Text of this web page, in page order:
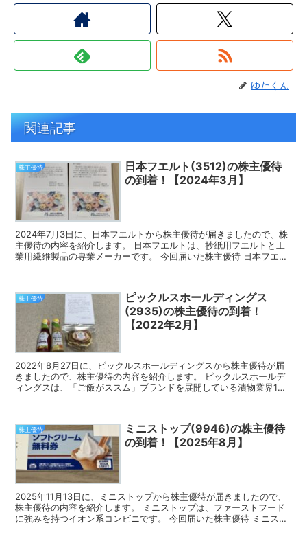
ゆたくん
関連記事
株主優待
日本フエルト(3512)の株主優待
の到着！【2024年3月】
2024年7月3日に、日本フエルトから株主優待が届きましたので、株
主優待の内容を紹介します。 日本フエルトは、抄紙用フエルトと工
業用繊維製品の専業メーカーです。 今回届いた株主優待 日本フエル
株主優待
ピックルスホールディングス
(2935)の株主優待の到着！
【2022年2月】
2022年8月27日に、ピックルスホールディングスから株主優待が届
きましたので、株主優待の内容を紹介します。 ピックルスホールデ
ィングスは、「ご飯がススム」ブランドを展開している漬物業界1位
株主優待
ミニストップ(9946)の株主優待
の到着！【2025年8月】
2025年11月13日に、ミニストップから株主優待が届きましたので、
株主優待の内容を紹介します。 ミニストップは、ファーストフード
に強みを持つイオン系コンビニです。 今回届いた株主優待 ミニスト